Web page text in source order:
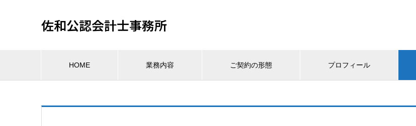
佐和公認会計士事務所
HOME 業務内容 ご契約の形態 プロフィール